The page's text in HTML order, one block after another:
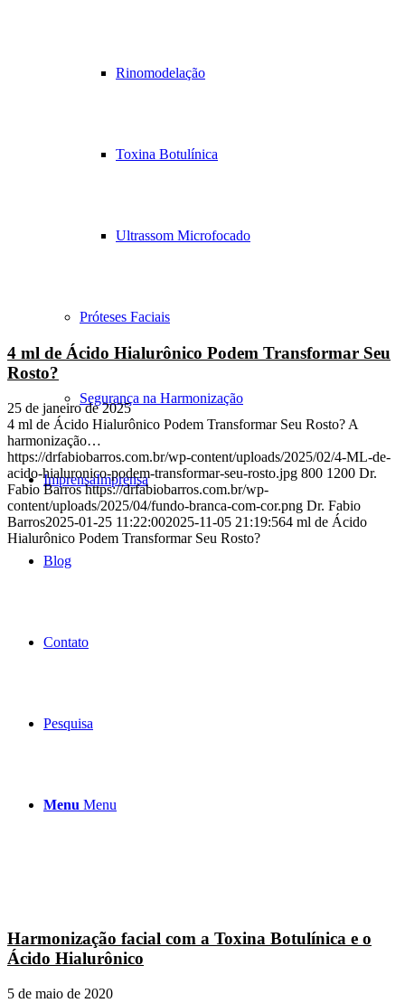
Rinomodelação
Toxina Botulínica
Ultrassom Microfocado
Próteses Faciais
Segurança na Harmonização
ImprensaImprensa
Blog
Contato
Pesquisa
Menu Menu
4 ml de Ácido Hialurônico Podem Transformar Seu
Rosto?
25 de janeiro de 2025
4 ml de Ácido Hialurônico Podem Transformar Seu Rosto? A
harmonização…
https://drfabiobarros.com.br/wp-content/uploads/2025/02/4-ML-de-
acido-hialuronico-podem-transformar-seu-rosto.jpg 800 1200 Dr.
Fabio Barros https://drfabiobarros.com.br/wp-
content/uploads/2025/04/fundo-branca-com-cor.png Dr. Fabio
Barros2025-01-25 11:22:002025-11-05 21:19:564 ml de Ácido
Hialurônico Podem Transformar Seu Rosto?
Harmonização facial com a Toxina Botulínica e o
Ácido Hialurônico
5 de maio de 2020